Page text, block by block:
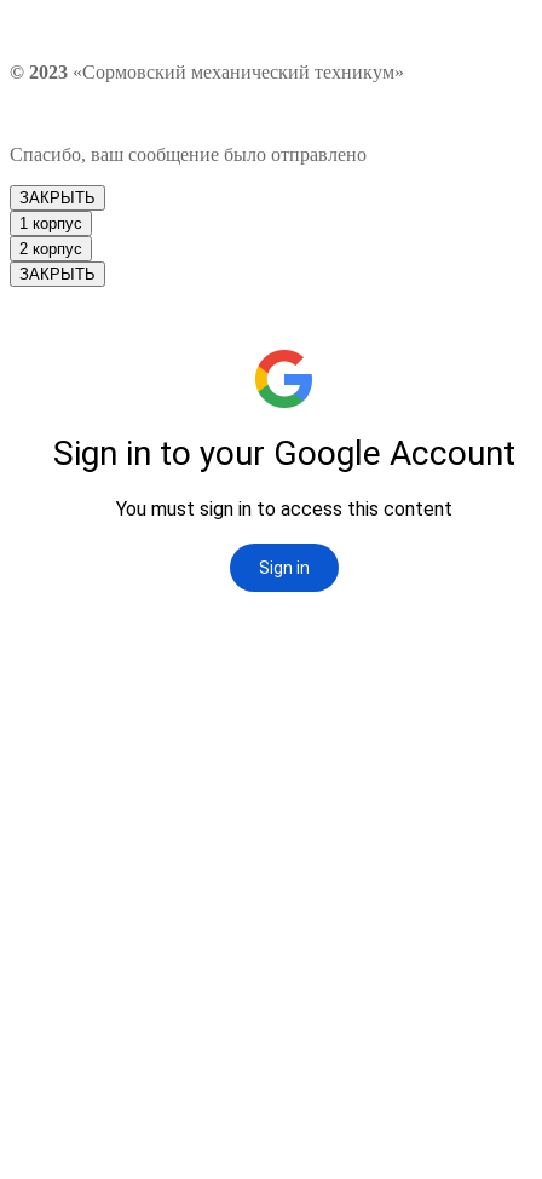
© 2023 «Сормовский механический техникум»
Спасибо, ваш сообщение было отправлено
ЗАКРЫТЬ
1 корпус
2 корпус
ЗАКРЫТЬ